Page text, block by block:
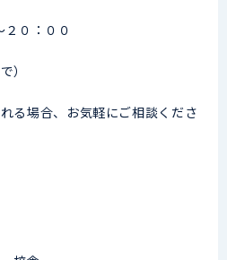
０：００
）
る場合、お気軽にご相談くださ